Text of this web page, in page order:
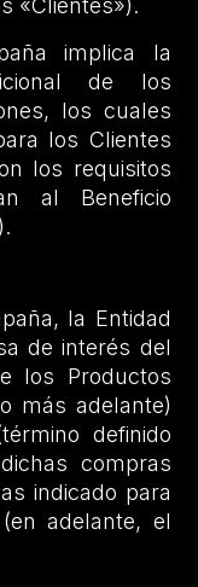
«Clientes»).
implica la
de los
los cuales
los Clientes
los requisitos
al Beneficio
la Entidad
de interés del
los Productos
más adelante)
definido
compras
indicado para
adelante, el